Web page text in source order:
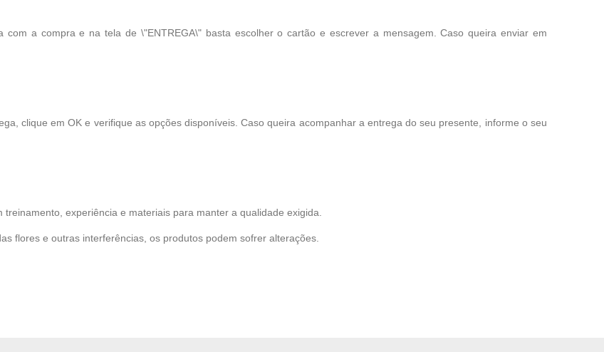
a compra e na tela de \"ENTREGA\" basta escolher o cartão e escrever a mensagem. Caso queira enviar em
clique em OK e verifique as opções disponíveis. Caso queira acompanhar a entrega do seu presente, informe o seu
experiência e materiais para manter a qualidade exigida.
flores e outras interferências, os produtos podem sofrer alterações.